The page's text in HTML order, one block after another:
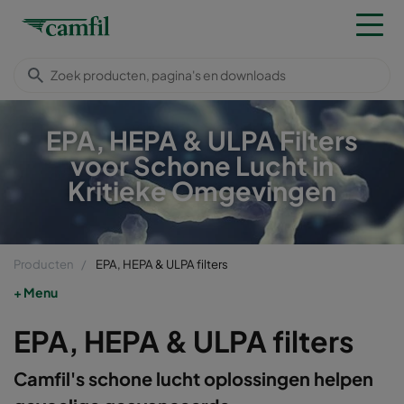
EPA, HEPA & ULPA Filters
voor Schone Lucht in
Kritieke Omgevingen
Producten EPA, HEPA & ULPA filters
Menu
EPA, HEPA & ULPA filters
Camfil's schone lucht oplossingen helpen